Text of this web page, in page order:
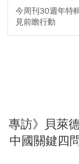
今周刊30週年特
見前瞻行動
專訪》貝萊
中國關鍵四